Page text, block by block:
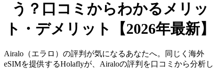
う？口コミからわかるメリッ
ト・デメリット【2026年最新】
Airalo（エラロ）の評判が気になるあなたへ。同じく海外
eSIMを提供するHolaflyが、Airaloの評判を口コミから分析し